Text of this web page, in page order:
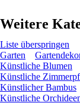
Weitere
Liste überspringen
Garten
Künstliche Blumen
Künstliche
Künstlicher Bambus
Künstliche